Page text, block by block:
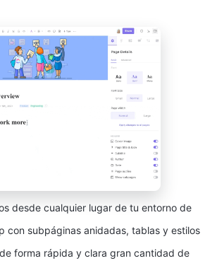
desde cualquier lugar de tu entorno de
con subpáginas anidadas, tablas y estilos
forma rápida y clara gran cantidad de